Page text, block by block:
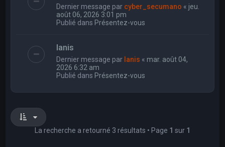
Dernier message par cyber_secumano « jeu.
août 06, 2026 3:01 pm
Publié dans Présentez-vous
Ianis
Dernier message par Ianis « mar. août 04,
2026 6:32 am
Publié dans Présentez-vous
La recherche a retourné 3 résultats • Page 1 sur 1